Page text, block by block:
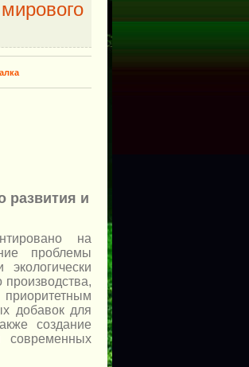
​
развития и
на
проблемы
производства,
добавок для
создание
современных